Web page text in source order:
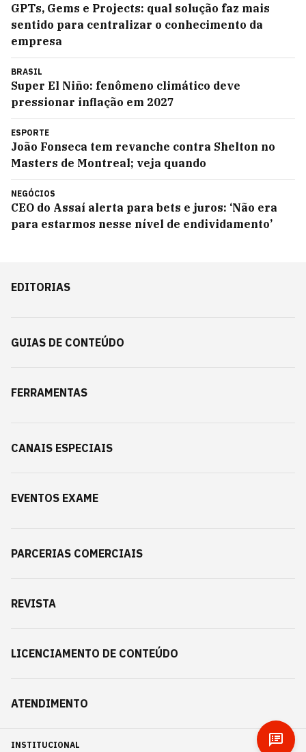
GPTs, Gems e Projects: qual solução faz mais
sentido para centralizar o conhecimento da
empresa
BRASIL
Super El Niño: fenômeno climático deve
pressionar inflação em 2027
ESPORTE
João Fonseca tem revanche contra Shelton no
Masters de Montreal; veja quando
NEGÓCIOS
CEO do Assaí alerta para bets e juros: ‘Não era
para estarmos nesse nível de endividamento’
EDITORIAS
GUIAS DE CONTEÚDO
FERRAMENTAS
CANAIS ESPECIAIS
EVENTOS EXAME
PARCERIAS COMERCIAIS
REVISTA
LICENCIAMENTO DE CONTEÚDO
ATENDIMENTO
INSTITUCIONAL